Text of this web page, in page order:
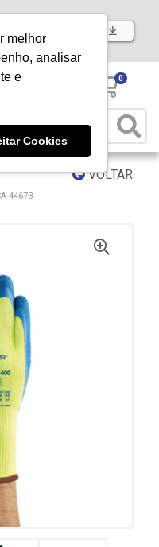
melhor
analisar
e
Cookies
Baixe já nosso APP
0
VOLTAR
44673